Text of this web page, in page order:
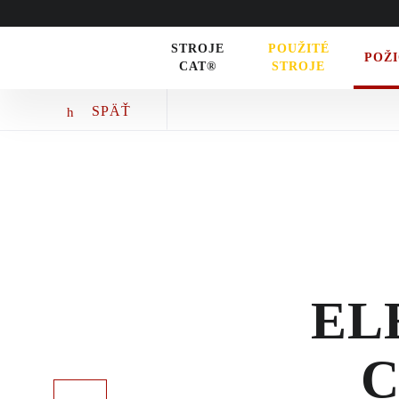
STROJE
CAT®
POUŽITÉ
STROJE
STROJE PRE
SERVIS A NÁHRADNÉ DIELY
SPÄŤ